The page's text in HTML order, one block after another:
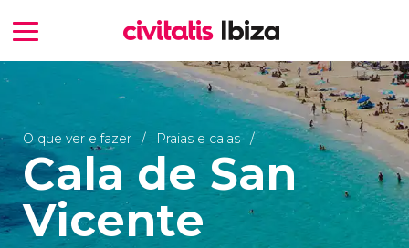
O que ver e fazer Praias e calas
Cala de San
Vicente